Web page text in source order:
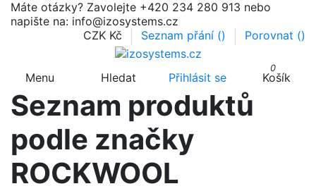
Máte otázky? Zavolejte +420 234 280 913 nebo
napište na: info@izosystems.cz
CZK Kč
Seznam přání () Porovnat ()
Menu Hledat Přihlásit se
0
Košík
Seznam produktů
podle značky
ROCKWOOL